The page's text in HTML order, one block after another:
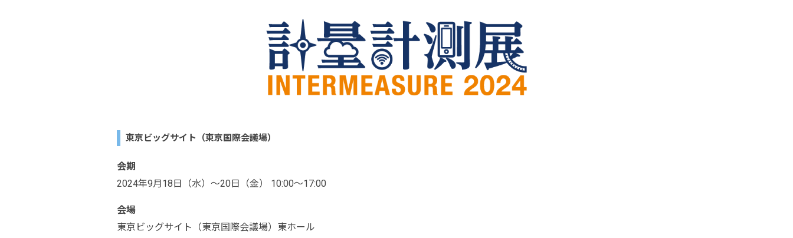
東京ビッグサイト（東京国際会議場）
会期
2024年9月18日（水）～20日（金） 10:00～17:00
会場
東京ビッグサイト（東京国際会議場）東ホール